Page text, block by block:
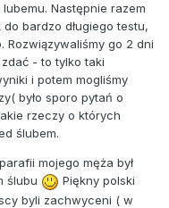
Następnie razem
bardzo długiego testu,
Rozwiązywaliśmy go 2 dni
- to tylko taki
i potem mogliśmy
było sporo pytań o
rzeczy o których
ślubem.
mojego męża był
ślubu
Piękny polski
byli zachwyceni ( w